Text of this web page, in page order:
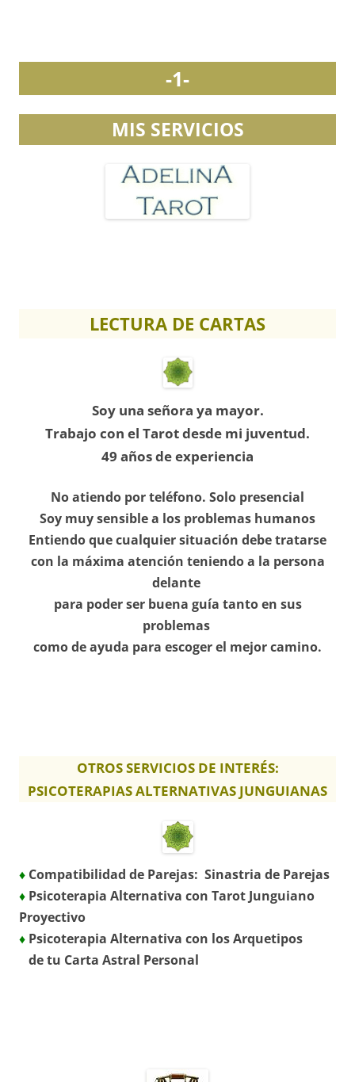
-1-
MIS SERVICIOS
LECTURA DE CARTAS
Soy una señora ya mayor.
Trabajo con el Tarot desde mi juventud.
49 años de experiencia
No atiendo por teléfono. Solo presencial
Soy muy sensible a los problemas humanos
Entiendo que cualquier situación debe tratarse
con la máxima atención teniendo a la persona
delante
para poder ser buena guía tanto en sus
problemas
como de ayuda para escoger el mejor camino.
OTROS SERVICIOS DE INTERÉS:
PSICOTERAPIAS ALTERNATIVAS JUNGUIANAS
♦ Compatibilidad de Parejas: Sinastria de Parejas
♦ Psicoterapia Alternativa con Tarot Junguiano
Proyectivo
♦ Psicoterapia Alternativa con los Arquetipos
de tu Carta Astral Personal